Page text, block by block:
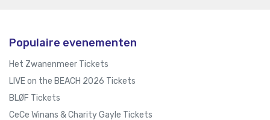
Populaire evenementen
Het Zwanenmeer Tickets
LIVE on the BEACH 2026 Tickets
BLØF Tickets
CeCe Winans & Charity Gayle Tickets